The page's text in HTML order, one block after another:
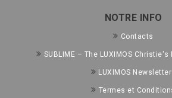
NOTRE INFO
Contacts
SUBLIME – The LUXIMOS
LUXIMOS
Termes et